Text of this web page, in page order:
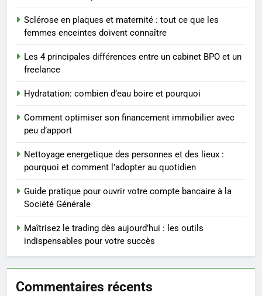
entreprise solide
ENTREPRISE
3
substituts de repas : guide et
conseils pratiques
BIEN ÊTRE
Postures de yoga essentielles
rapidement et durable
BIEN ÊTRE
5
Infection chronique de l’oreille :
tout ce qu’il faut savoir sur les
saignements
SANTÉ
Sclérose en plaques et maternité : tout ce que les
femmes enceintes doivent connaître
Les 4 principales différences entre un cabinet BPO et un
freelance
Hydratation: combien d’eau boire et pourquoi
Comment optimiser son financement immobilier avec
peu d’apport
Nettoyage energetique des personnes et des lieux :
pourquoi et comment l’adopter au quotidien
Guide pratique pour ouvrir votre compte bancaire à la
Société Générale
Maîtrisez le trading dès aujourd’hui : les outils
indispensables pour votre succès
Commentaires récents